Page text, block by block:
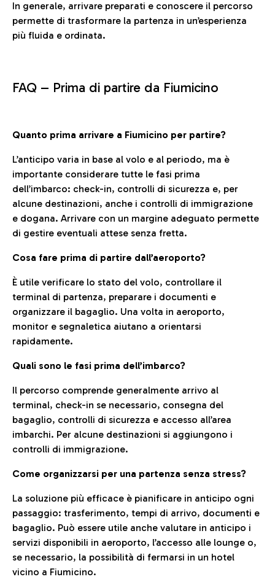
In generale, arrivare preparati e conoscere il percorso
permette di trasformare la partenza in un’esperienza
più fluida e ordinata.
FAQ – Prima di partire da Fiumicino
Quanto prima arrivare a Fiumicino per partire?
L’anticipo varia in base al volo e al periodo, ma è
importante considerare tutte le fasi prima
dell’imbarco: check-in, controlli di sicurezza e, per
alcune destinazioni, anche i controlli di immigrazione
e dogana. Arrivare con un margine adeguato permette
di gestire eventuali attese senza fretta.
Cosa fare prima di partire dall’aeroporto?
È utile verificare lo stato del volo, controllare il
terminal di partenza, preparare i documenti e
organizzare il bagaglio. Una volta in aeroporto,
monitor e segnaletica aiutano a orientarsi
rapidamente.
Quali sono le fasi prima dell’imbarco?
Il percorso comprende generalmente arrivo al
terminal, check-in se necessario, consegna del
bagaglio, controlli di sicurezza e accesso all’area
imbarchi. Per alcune destinazioni si aggiungono i
controlli di immigrazione.
Come organizzarsi per una partenza senza stress?
La soluzione più efficace è pianificare in anticipo ogni
passaggio: trasferimento, tempi di arrivo, documenti e
bagaglio. Può essere utile anche valutare in anticipo i
servizi disponibili in aeroporto, l’accesso alle lounge o,
se necessario, la possibilità di fermarsi in un hotel
vicino a Fiumicino.